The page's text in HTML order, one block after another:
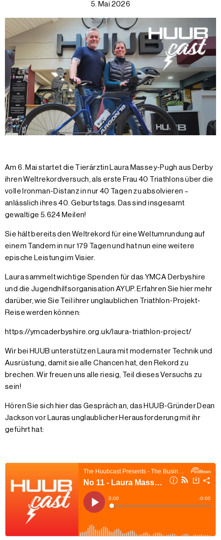
5. Mai 2026
Am 6. Mai startet die Tierärztin Laura Massey-Pugh aus Derby
ihren Weltrekordversuch, als erste Frau 40 Triathlons über die
volle Ironman-Distanz in nur 40 Tagen zu absolvieren –
anlässlich ihres 40. Geburtstags. Das sind insgesamt
gewaltige 5.624 Meilen!
Sie hält bereits den Weltrekord für eine Weltumrundung auf
einem Tandem in nur 179 Tagen und hat nun eine weitere
epische Leistung im Visier.
Laura sammelt wichtige Spenden für das YMCA Derbyshire
und die Jugendhilfsorganisation AYUP. Erfahren Sie hier mehr
darüber, wie Sie Teil ihrer unglaublichen Triathlon-Projekt-
Reise werden können:
https://ymcaderbyshire.org.uk/laura-triathlon-project/
Wir bei HUUB unterstützen Laura mit modernster Technik und
Ausrüstung, damit sie alle Chancen hat, den Rekord zu
brechen. Wir freuen uns alle riesig, Teil dieses Versuchs zu
sein!
Hören Sie sich hier das Gespräch an, das HUUB-Gründer Dean
Jackson vor Lauras unglaublicher Herausforderung mit ihr
geführt hat: